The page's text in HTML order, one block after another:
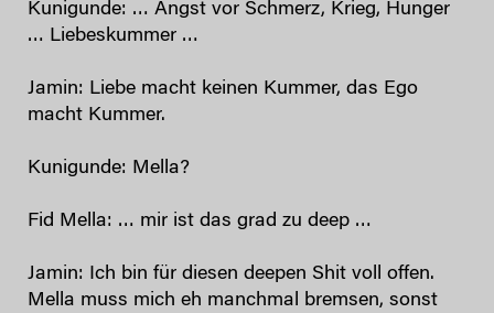
Kunigunde: … Angst vor Schmerz, Krieg, Hunger
… Liebeskummer …
Jamin: Liebe macht keinen Kummer, das Ego
macht Kummer.
Kunigunde: Mella?
Fid Mella: … mir ist das grad zu deep …
Jamin: Ich bin für diesen deepen Shit voll offen.
Mella muss mich eh manchmal bremsen, sonst